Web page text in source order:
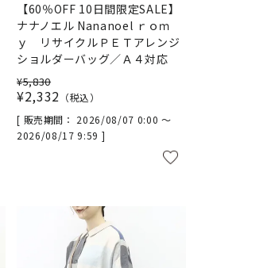
【60％OFF 10日間限定SALE】
ナナノエル Nananoel ｒｏｍ
ｙ リサイクルＰＥＴアレンジ
ショルダーバッグ／Ａ４対応
¥5,830
¥2,332
税込
販売期間
2026/08/07 0:00 〜
2026/08/17 9:59